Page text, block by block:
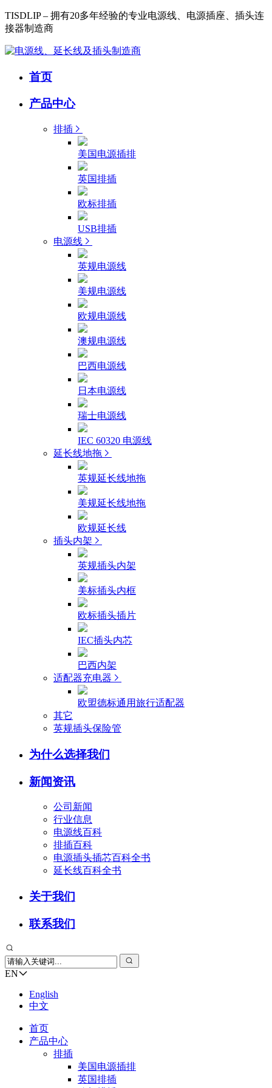
TISDLIP – 拥有20多年经验的专业电源线、电源插座、插头连
接器制造商
首页
产品中心
排插
美国电源插排
英国排插
欧标排插
USB排插
电源线
英规电源线
美规电源线
欧规电源线
澳规电源线
巴西电源线
日本电源线
瑞士电源线
IEC 60320 电源线
延长线地拖
英规延长线地拖
美规延长线地拖
欧规延长线
插头内架
英规插头内架
美标插头内框
欧标插头插片
IEC插头内芯
巴西内架
适配器充电器
欧盟德标通用旅行适配器
其它
英规插头保险管
为什么选择我们
新闻资讯
公司新闻
行业信息
电源线百科
排插百科
电源插头插芯百科全书
延长线百科全书
关于我们
联系我们
EN
English
中文
首页
产品中心
排插
美国电源插排
英国排插